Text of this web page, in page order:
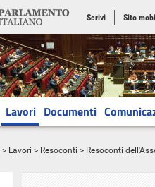
Scrivi Sito
Lavori Documenti
> Lavori > Resoconti > Resoconti